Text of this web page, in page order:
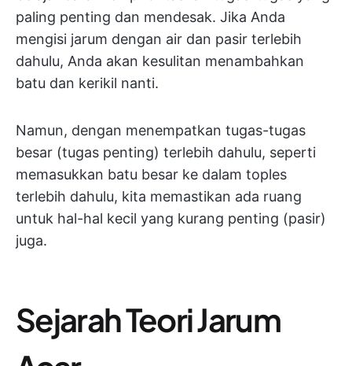
paling penting dan mendesak. Jika Anda
mengisi jarum dengan air dan pasir terlebih
dahulu, Anda akan kesulitan menambahkan
batu dan kerikil nanti.
Namun, dengan menempatkan tugas-tugas
besar (tugas penting) terlebih dahulu, seperti
memasukkan batu besar ke dalam toples
terlebih dahulu, kita memastikan ada ruang
untuk hal-hal kecil yang kurang penting (pasir)
juga.
Sejarah Teori Jarum